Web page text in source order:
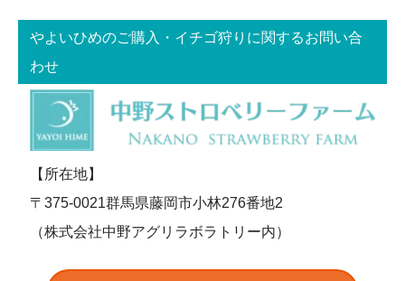
やよいひめのご購入・イチゴ狩りに関するお問い合
わせ
【所在地】
〒375-0021群馬県藤岡市小林276番地2
（株式会社中野アグリラボラトリー内）